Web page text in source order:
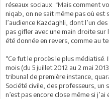
réseaux sociaux. “Mais comment
niqab, on ne sait même pas où est
l’audience Kazdaghli, dont l’un
pas gifler avec une main droite
été donnée en revers, comme au
“Ce fut le procès le plus
mois (du 5 juillet 2012 au 2 mai
tribunal de première instance,
Société civile, des professeurs,
n’est pas encore close même si